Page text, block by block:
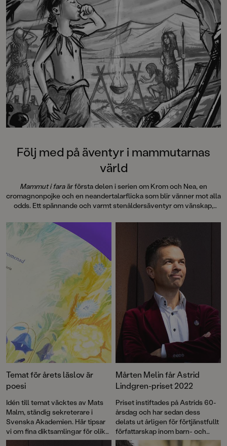
Följ med på äventyr i mammutarnas
värld
Mammut i faraär första delen i serien om Krom och Nea, en
cromagnonpojke och en neandertalarflicka som blir vänner mot alla
odds. Ett spännande och varmt stenåldersäventyr om vänskap,
genomillustrerad med fina svartvita bilder av Mattias Olsson.
Temat för årets läslov är
poesi
Idén till temat väcktes av Mats
Malm, ständig sekreterare i
Svenska Akademien. Här tipsar
vi om fina diktsamlingar för olika
åldrar!
Mårten Melin får Astrid
Lindgren-priset 2022
Priset instiftades på Astrids 60-
årsdag och har sedan dess
delats ut årligen för förtjänstfullt
författarskap inom barn- och
ungdomslitteraturen.